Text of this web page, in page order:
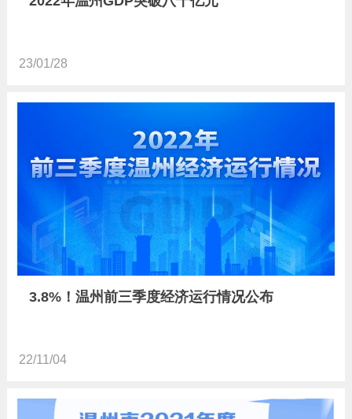
23/01/28
3.8%！温州前三季度经济运行情况公布
22/11/04